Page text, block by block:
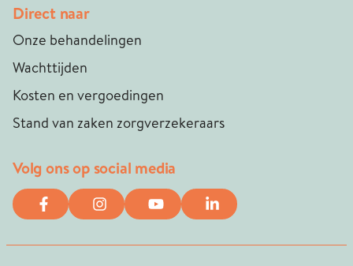
Direct naar
Onze behandelingen
Wachttijden
Kosten en vergoedingen
Stand van zaken zorgverzekeraars
Volg ons op social media